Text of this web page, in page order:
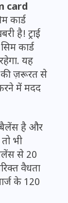
card
कार्ड
है! ट्राई
कार्ड
यह
की ज़रूरत से
में मदद
बैलेंस है और
भी
से 20
वैधता
के 120